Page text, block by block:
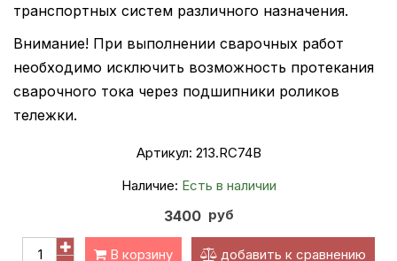
транспортных систем различного назначения.
Внимание! При выполнении сварочных работ
необходимо исключить возможность протекания
сварочного тока через подшипники роликов
тележки.
Артикул: 213.RC74В
Наличие: Есть в наличии
3400 руб
В корзину добавить к сравнению